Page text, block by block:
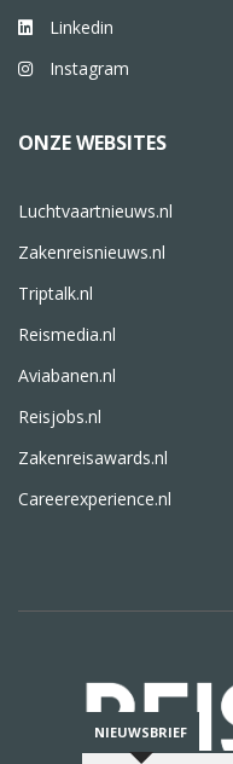
Linkedin
Instagram
ONZE WEBSITES
Luchtvaartnieuws.nl
Zakenreisnieuws.nl
Triptalk.nl
Reismedia.nl
Aviabanen.nl
Reisjobs.nl
Zakenreisawards.nl
Careerexperience.nl
NIEUWSBRIEF